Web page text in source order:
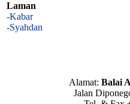
Laman
-Kabar
-Syahdan
Alamat: Balai
Jalan